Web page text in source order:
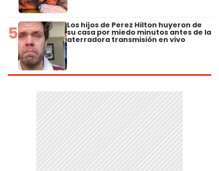
5 Los hijos de Perez Hilton huyeron de
su casa por miedo minutos antes de la
aterradora transmisión en vivo